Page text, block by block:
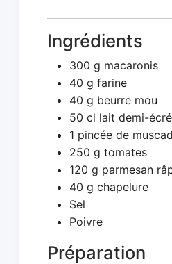
Ingrédients
300 g macaronis
40 g farine
40 g beurre mou
50 cl lait demi-
1 pincée de
250 g tomates
120 g parmesan
40 g chapelure
Sel
Poivre
Préparation